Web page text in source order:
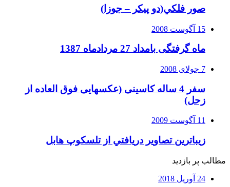
صور فلكي(دو پیکر – جوزا)
15 آگوست 2008
ماه گرفتگی بامداد 27 مردادماه 1387
7 جولای 2008
سفر 4 ساله کاسینی (عکسهایی فوق العاده از
زحل)
11 آگوست 2009
زيباترين تصاوير دريافتي از تلسكوپ هابل
مطالب پر بازدید
24 آوریل 2018